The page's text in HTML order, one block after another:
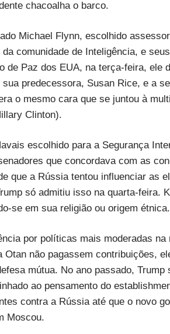
chacoalha o barco.
Michael Flynn, escolhido
comunidade de Inteligência, e seus
de Paz dos EUA, na terça-feira, ele
predecessora, Susan Rice, e a
o mesmo cara que se juntou à
Clinton).
escolhido para a Segurança
que concordava com as
que a Rússia tentou influenciar as
só admitiu isso na quarta-feira.
se em sua religião ou origem étnica.
por políticas mais moderadas na
não pagassem contribuições,
mútua. No ano passado, Trump
ao pensamento do
contra a Rússia até que o novo
Moscou.